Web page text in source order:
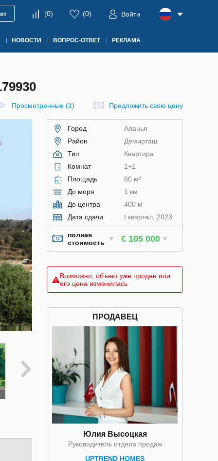
(0) (0) Войти
НОВОСТИ ВОПРОС-ОТВЕТ РЕКЛАМА
Просмотренные (1) Предложить свою цену
Город
Аланья
Район
Демирташ
Тип
Квартира
Комнат
1+1
Площадь
60 м²
До моря
1 км
До центра
400 м
Дата сдачи
I квартал, 2023
полная
стоимость
€ 105 000
Возможно, объект уже продан или
его цена изменилась
ПРОДАВЕЦ
Юлия Высоцкая
Руководитель отдела продаж
UPTREND HOMES